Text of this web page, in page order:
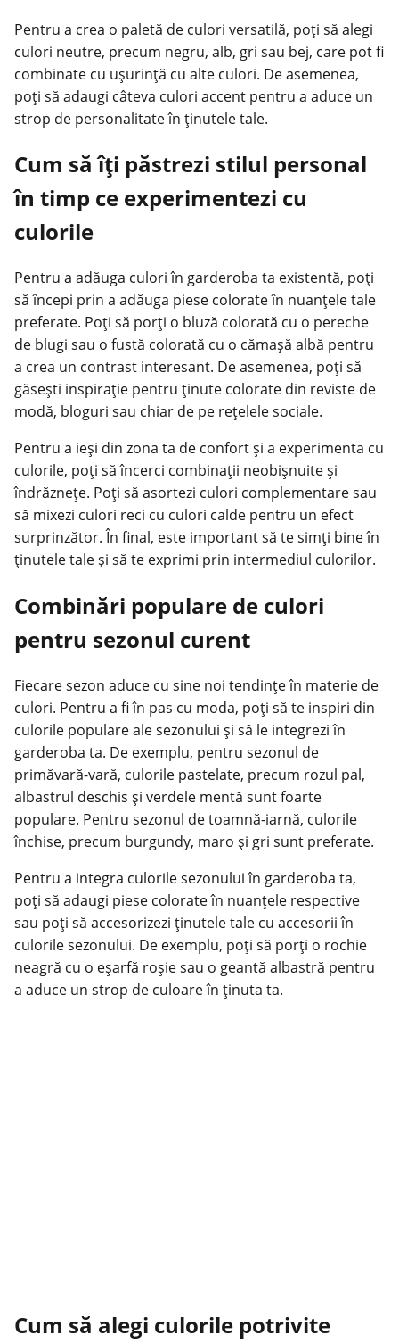
Pentru a crea o paletă de culori versatilă, poți să alegi
culori neutre, precum negru, alb, gri sau bej, care pot fi
combinate cu ușurință cu alte culori. De asemenea,
poți să adaugi câteva culori accent pentru a aduce un
strop de personalitate în ținutele tale.
Cum să îți păstrezi stilul personal
în timp ce experimentezi cu
culorile
Pentru a adăuga culori în garderoba ta existentă, poți
să începi prin a adăuga piese colorate în nuanțele tale
preferate. Poți să porți o bluză colorată cu o pereche
de blugi sau o fustă colorată cu o cămașă albă pentru
a crea un contrast interesant. De asemenea, poți să
găsești inspirație pentru ținute colorate din reviste de
modă, bloguri sau chiar de pe rețelele sociale.
Pentru a ieși din zona ta de confort și a experimenta cu
culorile, poți să încerci combinații neobișnuite și
îndrăznețe. Poți să asortezi culori complementare sau
să mixezi culori reci cu culori calde pentru un efect
surprinzător. În final, este important să te simți bine în
ținutele tale și să te exprimi prin intermediul culorilor.
Combinări populare de culori
pentru sezonul curent
Fiecare sezon aduce cu sine noi tendințeîn materie de
culori. Pentru a fi în pas cu moda, poți să te inspiri din
culorile populare ale sezonului și să le integrezi în
garderoba ta. De exemplu, pentru sezonul de
primăvară-vară, culorile pastelate, precum rozul pal,
albastrul deschis și verdele mentă sunt foarte
populare. Pentru sezonul de toamnă-iarnă, culorile
închise, precum burgundy, maro și gri sunt preferate.
Pentru a integra culorile sezonului în garderoba ta,
poți să adaugi piese colorate în nuanțele respective
sau poți să accesorizezi ținutele tale cu accesorii în
culorile sezonului. De exemplu, poți să porți o rochie
neagră cu o eșarfă roșie sau o geantă albastră pentru
a aduce un strop de culoare în ținuta ta.
Cum să alegi culorile potrivite